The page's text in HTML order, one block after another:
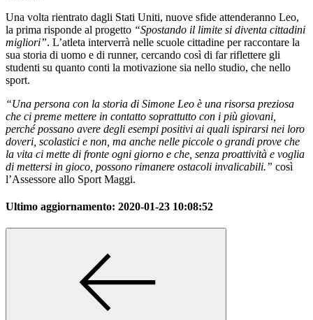
Una volta rientrato dagli Stati Uniti, nuove sfide attenderanno Leo,
la prima risponde al progetto “Spostando il limite si diventa cittadini
migliori”. L’atleta interverrà nelle scuole cittadine per raccontare la
sua storia di uomo e di runner, cercando così di far riflettere gli
studenti su quanto conti la motivazione sia nello studio, che nello
sport.
“Una persona con la storia di Simone Leo è una risorsa preziosa
che ci preme mettere in contatto soprattutto con i più giovani,
perché possano avere degli esempi positivi ai quali ispirarsi nei loro
doveri, scolastici e non, ma anche nelle piccole o grandi prove che
la vita ci mette di fronte ogni giorno e che, senza proattività e voglia
di mettersi in gioco, possono rimanere ostacoli invalicabili.” così
l’Assessore allo Sport Maggi.
Ultimo aggiornamento: 2020-01-23 10:08:52